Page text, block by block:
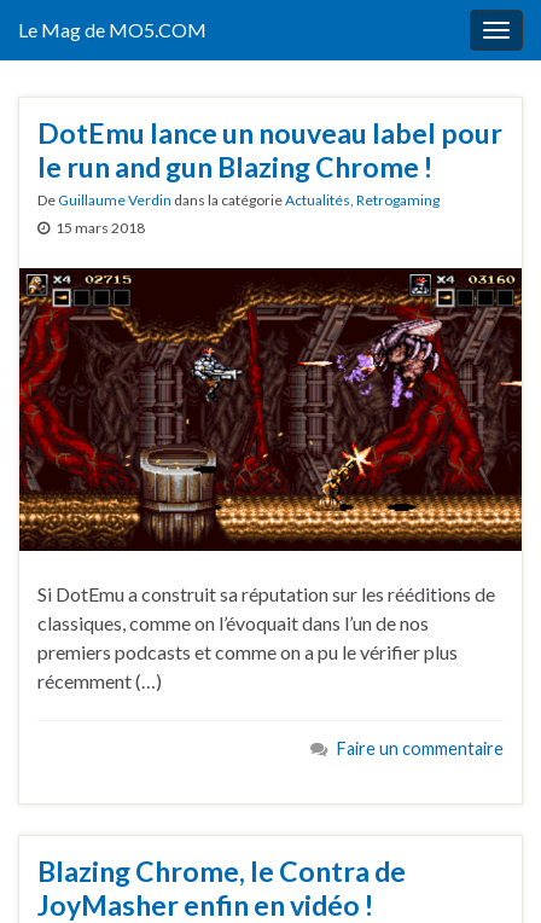
Le Mag de MO5.COM
DotEmu lance un nouveau label pour
le run and gun Blazing Chrome !
DeGuillaume Verdin dans la catégorieActualités, Retrogaming
15 mars 2018
Si DotEmu a construit sa réputation sur les rééditions de
classiques, comme on l’évoquait dans l’un de nos
premiers podcasts et comme on a pu le vérifier plus
récemment (…)
Faire un commentaire
Blazing Chrome, le Contra de
JoyMasher enfin en vidéo !